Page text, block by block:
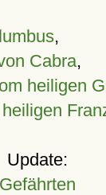
,
Cabra,
heiligen